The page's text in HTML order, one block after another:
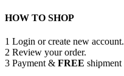
HOW TO SHOP
1 Login or create new account.
2 Review your order.
3 Payment & FREE shipment